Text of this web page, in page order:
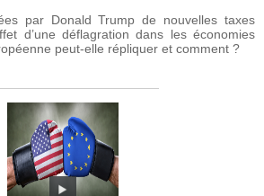
par Donald Trump de nouvelles taxes
d’une déflagration dans les économies
peut-elle répliquer et comment ?